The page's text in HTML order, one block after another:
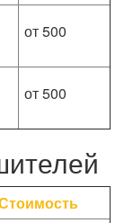
от 500
от 500